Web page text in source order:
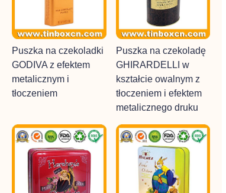
Puszka na czekoladki
GODIVA z efektem
metalicznym i
tłoczeniem
Puszka na czekoladę
GHIRARDELLI w
kształcie owalnym z
tłoczeniem i efektem
metalicznego druku